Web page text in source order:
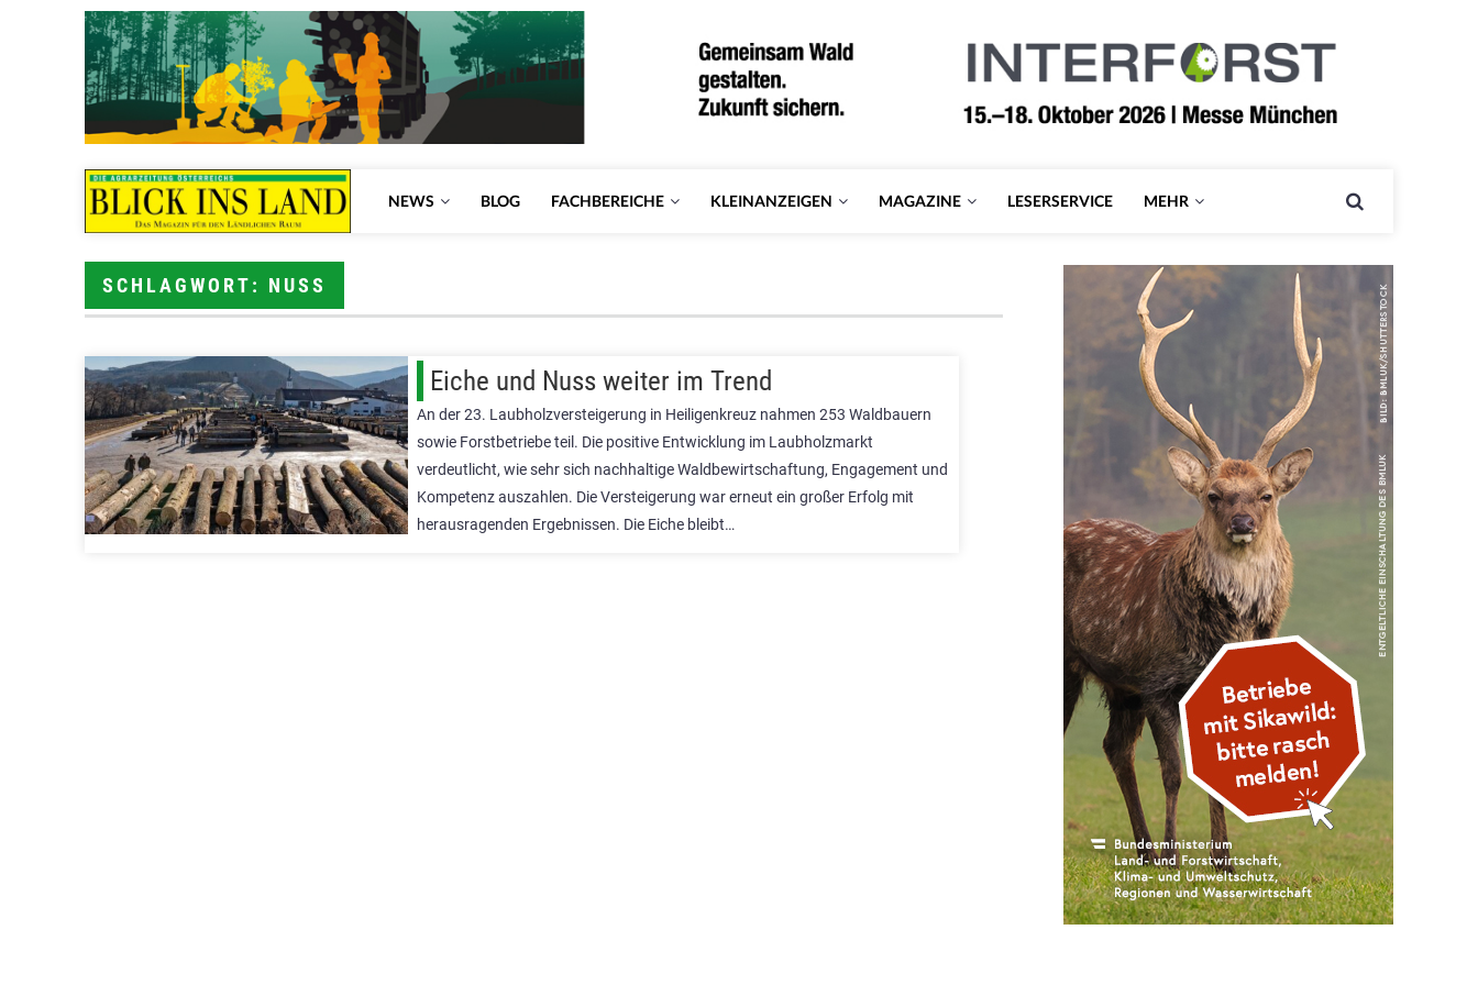
NEWS BLOG FACHBEREICHE KLEINANZEIGEN MAGAZINE LESERSERVICE MEHR
SCHLAGWORT: NUSS
Eiche und Nuss weiter im Trend
An der 23. Laubholzversteigerung in Heiligenkreuz nahmen 253 Waldbauern
sowie Forstbetriebe teil. Die positive Entwicklung im Laubholzmarkt
verdeutlicht, wie sehr sich nachhaltige Waldbewirtschaftung, Engagement und
Kompetenz auszahlen. Die Versteigerung war erneut ein großer Erfolg mit
herausragenden Ergebnissen. Die Eiche bleibt…